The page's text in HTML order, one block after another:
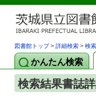
図書館トップ> 詳細検索 > 検
かんたん検索
検索結果書誌